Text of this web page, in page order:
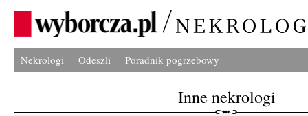
Nekrologi Odeszli Poradnik pogrzebowy
Inne nekrologi